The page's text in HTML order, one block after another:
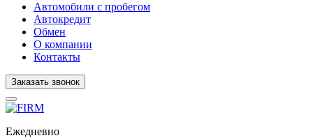
Автомобили с пробегом
Автокредит
Обмен
О компании
Контакты
Заказать звонок
Ежедневно